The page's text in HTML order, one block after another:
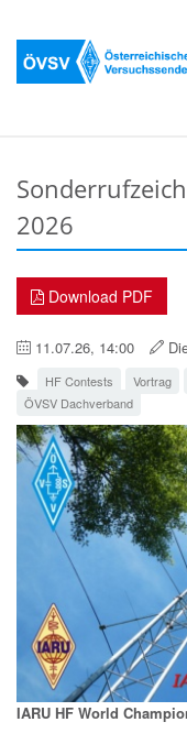
2026
Download PDF
11.07.26, 14:00
HF Contests Vortrag
ÖVSV Dachverband
IARU HF World